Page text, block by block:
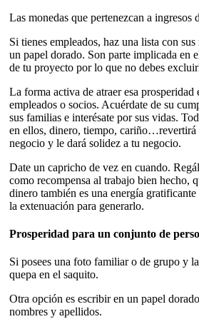
Las monedas que pertenezcan a ingresos
Si tienes empleados, haz una lista con
un papel dorado. Son parte implicada en
de tu proyecto por lo que no debes
La forma activa de atraer esa prosperidad
empleados o socios. Acuérdate de su
sus familias e interésate por sus vidas.
en ellos, dinero, tiempo, cariño…revertirá
negocio y le dará solidez a tu negocio.
Date un capricho de vez en cuando.
como recompensa al trabajo bien hecho,
dinero también es una energía
la extenuación para generarlo.
Prosperidad para un conjunto de
Si posees una foto familiar o de grupo y
quepa en el saquito.
Otra opción es escribir en un papel
nombres y apellidos.